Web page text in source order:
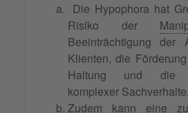
Die Hypophora hat
Risiko der
Beeinträchtigung der
Klienten, die
Haltung und die
komplexer Sachverhalte.
Zudem kann eine